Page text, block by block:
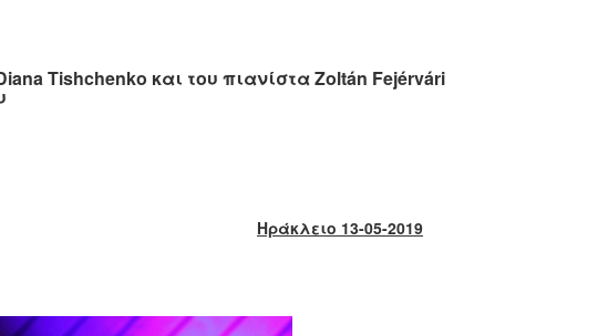
Tishchenko και του πιανίστα Zoltán Fejérvári
Ηράκλειο 13-05-2019